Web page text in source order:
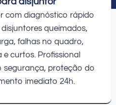
com diagnóstico rápido
queimados,
falhas no quadro,
curtos. Profissional
proteção do
imediato 24h.